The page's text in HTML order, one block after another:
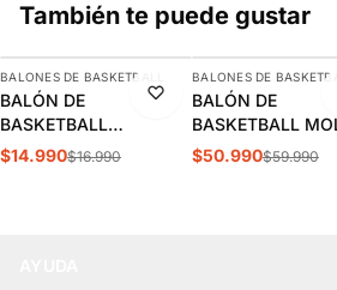
También te puede gustar
-12%
AGREGAR
BALONES DE BASKETBALL
BALÓN DE
BASKETBALL
SPALDING LAYUP T.3 |
$14.990$16.990
-15%
AGREGAR
BALONES DE
BALÓN DE
BASKETBALL
BG3200 N°7 |
$50.990$59.990